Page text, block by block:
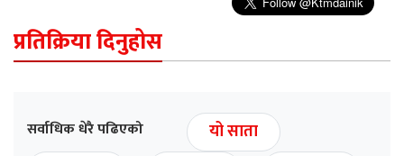
प्रतिक्रिया दिनुहोस
सर्वाधिक धेरै पढिएको
यो साता